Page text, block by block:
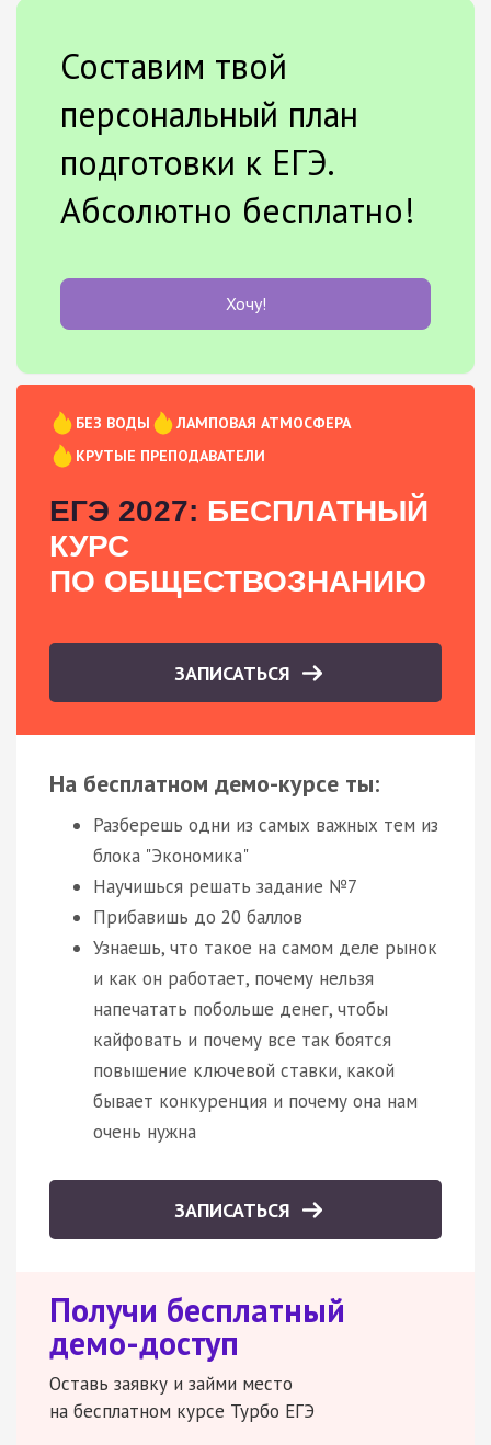
Составим твой
персональный план
подготовки к ЕГЭ.
Абсолютно бесплатно!
Хочу!
БЕЗ ВОДЫ
ЛАМПОВАЯ АТМОСФЕРА
КРУТЫЕ ПРЕПОДАВАТЕЛИ
ЕГЭ 2027: БЕСПЛАТНЫЙ
КУРС
ПО ОБЩЕСТВОЗНАНИЮ
ЗАПИСАТЬСЯ
На бесплатном демо-курсе ты:
Разберешь одни из самых важных тем из
блока "Экономика"
Научишься решать задание №7
Прибавишь до 20 баллов
Узнаешь, что такое на самом деле рынок
и как он работает, почему нельзя
напечатать побольше денег, чтобы
кайфовать и почему все так боятся
повышение ключевой ставки, какой
бывает конкуренция и почему она нам
очень нужна
ЗАПИСАТЬСЯ
Получи бесплатный
демо-доступ
Оставь заявку и займи место
на бесплатном курсе Турбо ЕГЭ